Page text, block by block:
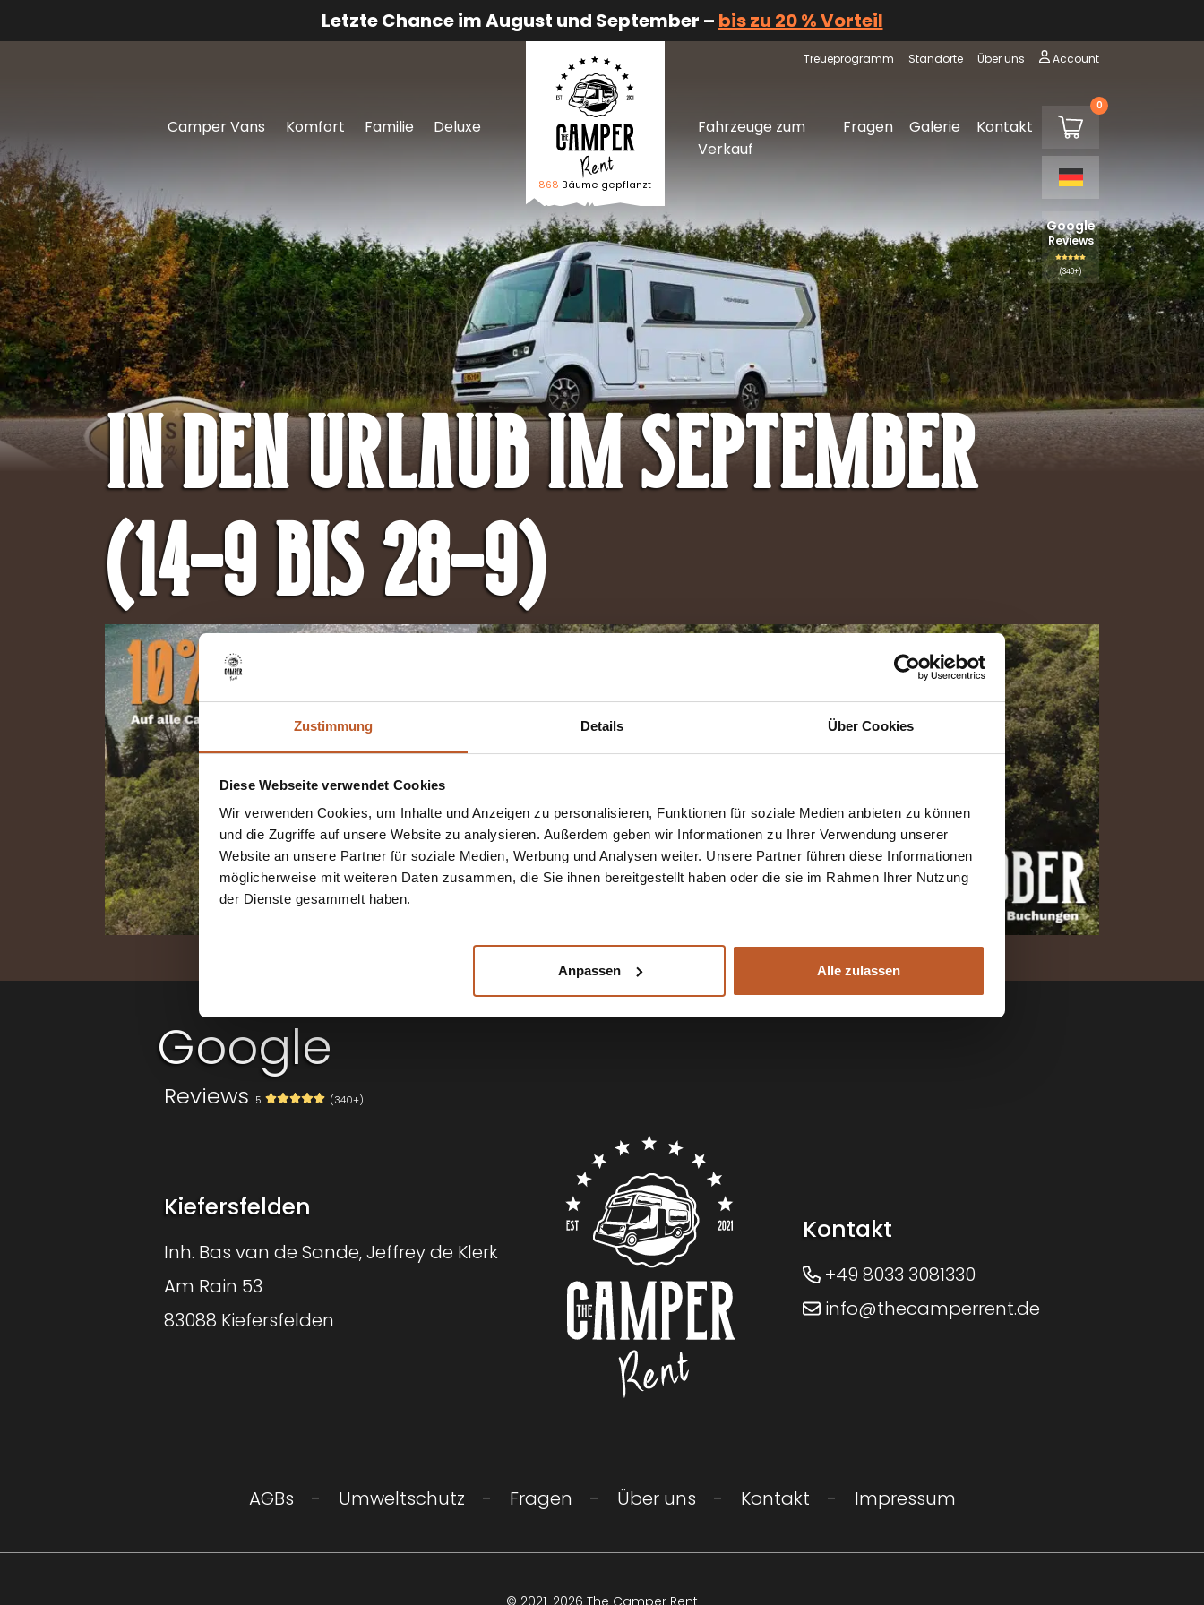
Zustimmung Details Über Cookies
Diese Webseite verwendet Cookies
Wir verwenden Cookies, um Inhalte und Anzeigen zu personalisieren, Funktionen für soziale Medien anbieten zu können
und die Zugriffe auf unsere Website zu analysieren. Außerdem geben wir Informationen zu Ihrer Verwendung unserer
Website an unsere Partner für soziale Medien, Werbung und Analysen weiter. Unsere Partner führen diese Informationen
möglicherweise mit weiteren Daten zusammen, die Sie ihnen bereitgestellt haben oder die sie im Rahmen Ihrer Nutzung
der Dienste gesammelt haben.
Anpassen Alle zulassen
Letzte Chance im August und September – bis zu 20 % Vorteil
Treueprogramm Standorte Über uns Account
Logo The Camper Rent
868 Bäume gepflanzt
Camper Vans Komfort Familie Deluxe
Fahrzeuge zum
Verkauf
Fragen Galerie
Kontakt
€0,00 0
Google
Reviews
(340+)
In den Urlaub im September
(14-9 bis 28-9)
Contact
Google
Reviews 5 (340+)
Kiefersfelden
Inh. Bas van de Sande, Jeffrey de Klerk
Am Rain 53
83088 Kiefersfelden
Kontakt
+49 8033 3081330
info@thecamperrent.de
AGBs Umweltschutz Fragen Über uns Kontakt Impressum
© 2021-2026 The Camper Rent